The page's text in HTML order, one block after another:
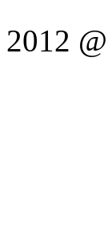
2012 @